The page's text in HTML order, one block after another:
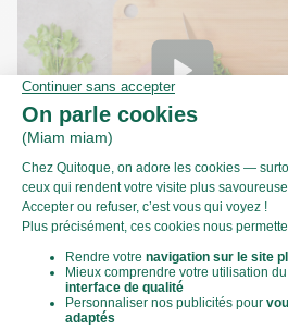
Comment ciseler de la coriandre ?
Valeurs nutritionnelles